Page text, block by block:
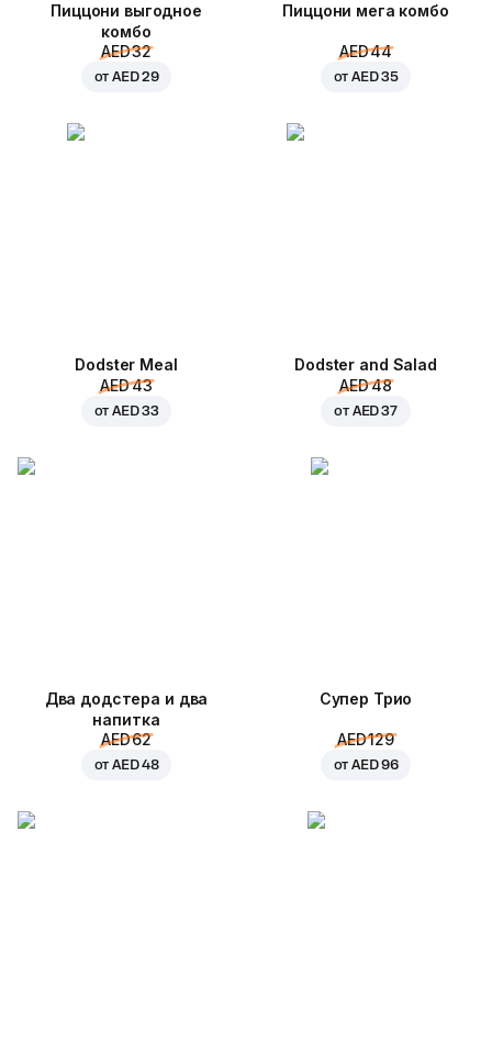
Пиццони выгодное
комбо
AED 32
отAED 29
Пиццони мега комбо
AED 44
отAED 35
Dodster Meal
AED 43
отAED 33
Dodster and Salad
AED 48
от AED 37
Два додстера и два
напитка
AED 62
отAED 48
Супер Трио
AED 129
отAED 96